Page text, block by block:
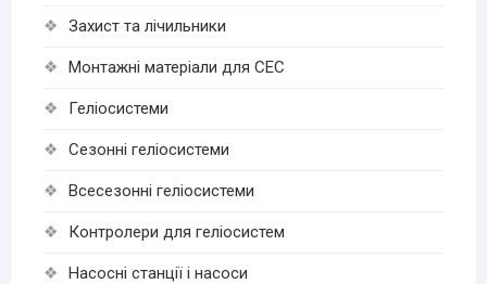
Захист та лічильники
Монтажні матеріали для СЕС
Геліосистеми
Сезонні геліосистеми
Всесезонні геліосистеми
Контролери для геліосистем
Насосні станції і насоси